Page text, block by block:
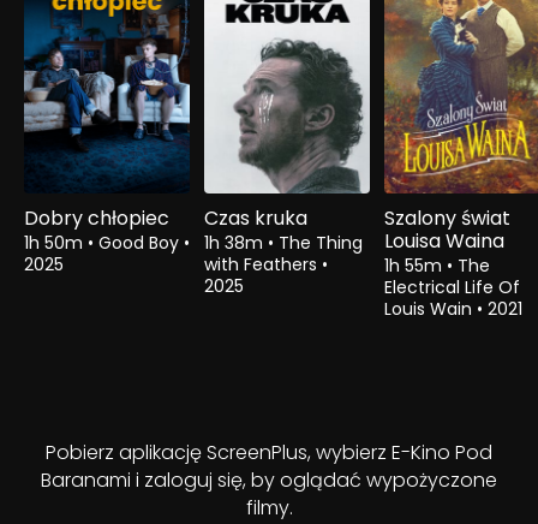
Dobry chłopiec
1h 50m • Good Boy •
2025
Czas kruka
1h 38m • The Thing
with Feathers •
2025
Szalony świat
Louisa Waina
1h 55m • The
Electrical Life Of
Louis Wain • 2021
Pobierz aplikację ScreenPlus, wybierz E-Kino Pod
Baranami i zaloguj się, by oglądać wypożyczone
filmy.